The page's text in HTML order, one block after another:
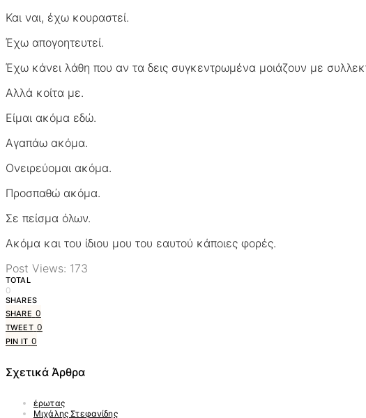
Και ναι, έχω κουραστεί.
Έχω απογοητευτεί.
Έχω κάνει λάθη που αν τα δεις συγκεντρωμένα μοιάζουν με
Αλλά κοίτα με.
Είμαι ακόμα εδώ.
Αγαπάω ακόμα.
Ονειρεύομαι ακόμα.
Προσπαθώ ακόμα.
Σε πείσμα όλων.
Ακόμα και του ίδιου μου του εαυτού κάποιες φορές.
Post Views: 173
TOTAL
0
SHARES
SHARE 0
TWEET 0
PIN IT 0
Σχετικά Άρθρα
έρωτας
Μιχάλης Στεφανίδης